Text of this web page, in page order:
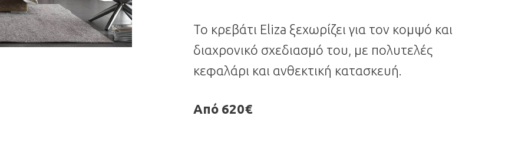
Το κρεβάτι Eliza ξεχωρίζει για τον κομψό και
διαχρονικό σχεδιασμό του, με πολυτελές
κεφαλάρι και ανθεκτική κατασκευή.
Από 620€